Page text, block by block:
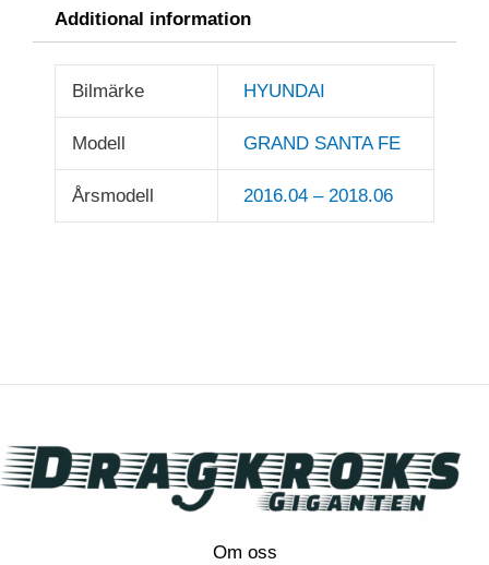
Additional information
Bilmärke HYUNDAI
Modell GRAND SANTA FE
Årsmodell 2016.04 – 2018.06
Om oss